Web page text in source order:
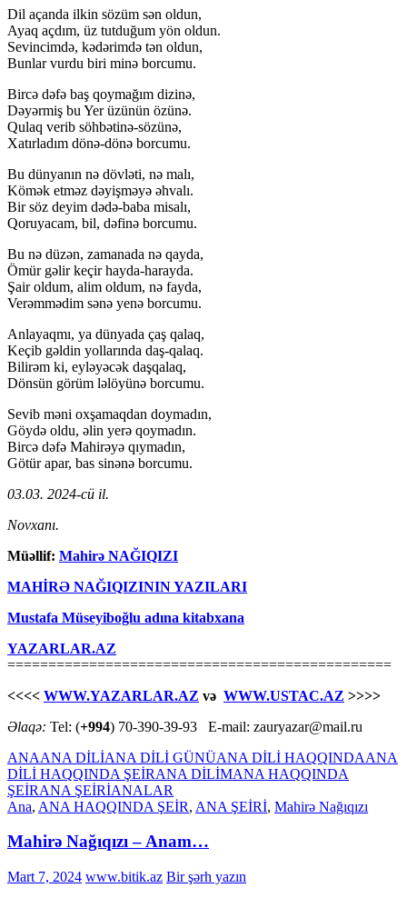
Dil açanda ilkin sözüm sən oldun,
Ayaq açdım, üz tutduğum yön oldun.
Sevincimdə, kədərimdə tən oldun,
Bunlar vurdu biri minə borcumu.
Bircə dəfə baş qoymağım dizinə,
Dəyərmiş bu Yer üzünün özünə.
Qulaq verib söhbətinə-sözünə,
Xatırladım dönə-dönə borcumu.
Bu dünyanın nə dövləti, nə malı,
Kömək etməz dəyişməyə əhvalı.
Bir söz deyim dədə-baba misalı,
Qoruyacam, bil, dəfinə borcumu.
Bu nə düzən, zamanada nə qayda,
Ömür gəlir keçir hayda-harayda.
Şair oldum, alim oldum, nə fayda,
Verəmmədim sənə yenə borcumu.
Anlayaqmı, ya dünyada çaş qalaq,
Keçib gəldin yollarında daş-qalaq.
Bilirəm ki, eyləyəcək daşqalaq,
Dönsün görüm ləlöyünə borcumu.
Sevib məni oxşamaqdan doymadın,
Göydə oldu, əlin yerə qoymadın.
Bircə dəfə Mahirəyə qıymadın,
Götür apar, bas sinənə borcumu.
03.03. 2024-cü il.
Novxanı.
Müəllif: Mahirə NAĞIQIZI
MAHİRƏ NAĞIQIZININ YAZILARI
Mustafa Müseyiboğlu adına kitabxana
YAZARLAR.AZ
===============================================
<<<< WWW.YAZARLAR.AZ və WWW.USTAC.AZ >>>>
Əlaqə: Tel: (+994) 70-390-39-93 E-mail: zauryazar@mail.ru
ANAANA DİLİANA DİLİ GÜNÜANA DİLİ HAQQINDAANA
DİLİ HAQQINDA ŞEİRANA DİLİMANA HAQQINDA
ŞEİRANA ŞEİRİANALAR
Ana, ANA HAQQINDA ŞEİR, ANA ŞEİRİ, Mahirə Nağıqızı
Mahirə Nağıqızı – Anam…
Mart 7, 2024 www.bitik.az Bir şərh yazın